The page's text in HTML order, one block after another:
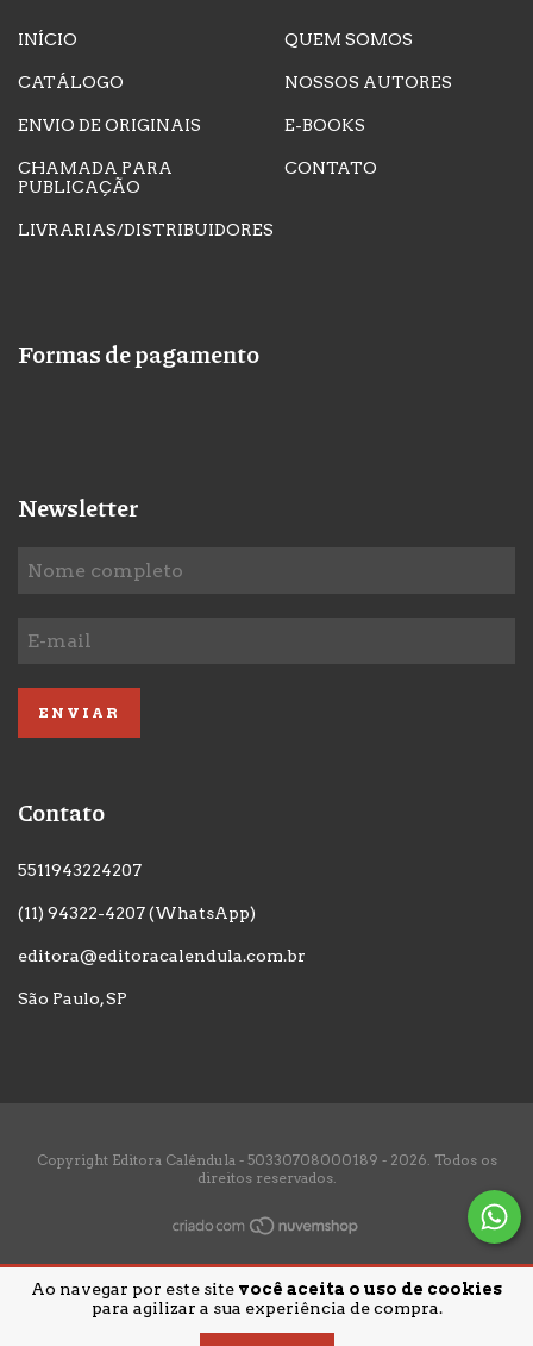
Ao navegar por este site você aceita o uso de cookies
para agilizar a sua experiência de compra.
INÍCIO QUEM SOMOS
CATÁLOGO NOSSOS AUTORES
ENVIO DE ORIGINAIS E-BOOKS
CHAMADA PARA
PUBLICAÇÃO
CONTATO
LIVRARIAS/DISTRIBUIDORES
Formas de pagamento
Newsletter
Contato
5511943224207
(11) 94322-4207 (WhatsApp)
editora@editoracalendula.com.br
São Paulo, SP
Copyright Editora Calêndula - 50330708000189 - 2026. Todos os
direitos reservados.